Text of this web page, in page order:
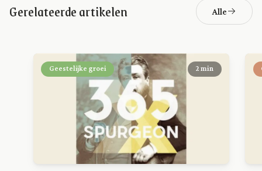
Gerelateerde artikelen Alle
Geestelijke groei 2 min